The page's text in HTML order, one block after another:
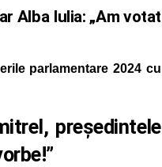
Alba Iulia: „Am votat
parlamentare 2024 cu
președintele